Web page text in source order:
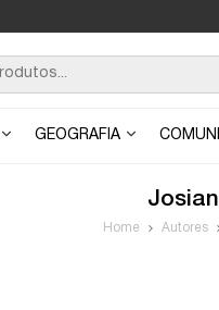
GEOGRAFIA
Home Autores